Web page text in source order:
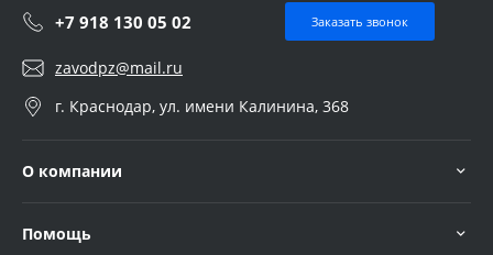
+7 918 130 05 02 Заказать звонок
zavodpz@mail.ru
г. Краснодар, ул. имени Калинина, 368
О компании
Помощь